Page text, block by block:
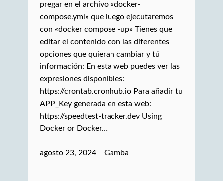
pregar en el archivo «docker-
compose.yml» que luego ejecutaremos
con «docker compose -up» Tienes que
editar el contenido con las diferentes
opciones que quieran cambiar y tú
información: En esta web puedes ver las
expresiones disponibles:
https://crontab.cronhub.io Para añadir tu
APP_Key generada en esta web:
https://speedtest-tracker.dev Using
Docker or Docker…
agosto 23, 2024 Gamba